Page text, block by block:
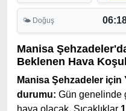
🌤 Doğuş
Manisa
Beklenen Hava
Manisa Şehzadeler için
durumu: Gün genelinde
hava olacak. Sıcaklıklar